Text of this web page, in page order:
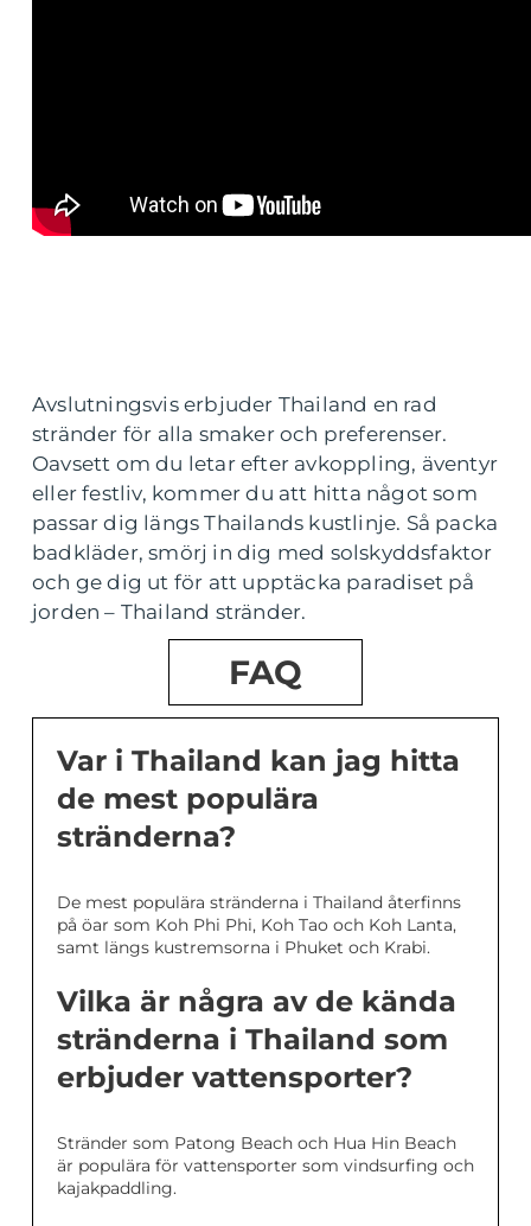
Avslutningsvis erbjuder Thailand en rad
stränder för alla smaker och preferenser.
Oavsett om du letar efter avkoppling, äventyr
eller festliv, kommer du att hitta något som
passar dig längs Thailands kustlinje. Så packa
badkläder, smörj in dig med solskyddsfaktor
och ge dig ut för att upptäcka paradiset på
jorden – Thailand stränder.
FAQ
Var i Thailand kan jag hitta
de mest populära
stränderna?
De mest populära stränderna i Thailand återfinns
på öar som Koh Phi Phi, Koh Tao och Koh Lanta,
samt längs kustremsorna i Phuket och Krabi.
Vilka är några av de kända
stränderna i Thailand som
erbjuder vattensporter?
Stränder som Patong Beach och Hua Hin Beach
är populära för vattensporter som vindsurfing och
kajakpaddling.